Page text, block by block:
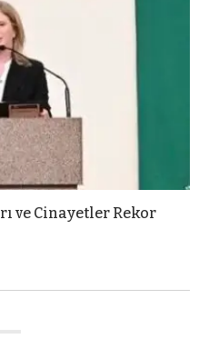
ve Cinayetler Rekor